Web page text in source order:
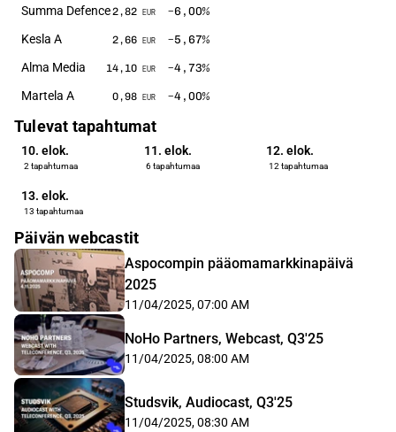
Summa Defence2,82 EUR −6,00%
Kesla A 2,66 EUR −5,67%
Alma Media 14,10 EUR −4,73%
Martela A 0,98 EUR −4,00%
Tulevat tapahtumat
10. elok.
2 tapahtumaa
11. elok.
6 tapahtumaa
12. elok.
12 tapahtumaa
13. elok.
13 tapahtumaa
Päivän webcastit
Aspocompin pääomamarkkinapäivä
2025
11/04/2025, 07:00 AM
NoHo Partners, Webcast, Q3'25
11/04/2025, 08:00 AM
Studsvik, Audiocast, Q3'25
11/04/2025, 08:30 AM